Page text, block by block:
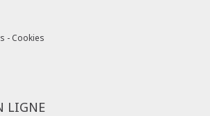
- Cookies
LIGNE